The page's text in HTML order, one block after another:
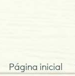
Página inicial